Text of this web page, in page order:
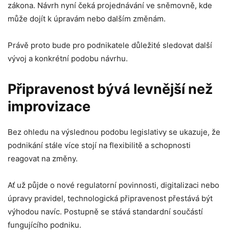
zákona. Návrh nyní čeká projednávání ve sněmovně, kde
může dojít k úpravám nebo dalším změnám.
Právě proto bude pro podnikatele důležité sledovat další
vývoj a konkrétní podobu návrhu.
Připravenost bývá levnější než
improvizace
Bez ohledu na výslednou podobu legislativy se ukazuje, že
podnikání stále více stojí na flexibilitě a schopnosti
reagovat na změny.
Ať už půjde o nové regulatorní povinnosti, digitalizaci nebo
úpravy pravidel, technologická připravenost přestává být
výhodou navíc. Postupně se stává standardní součástí
fungujícího podniku.